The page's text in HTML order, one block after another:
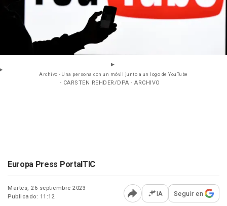
Archivo - Una persona con un móvil junto a un logo de YouTube
- CARSTEN REHDER/DPA - ARCHIVO
Europa Press PortalTIC
Martes, 26 septiembre 2023
Publicado: 11:12
Abrir opciones para
IA Seguir en